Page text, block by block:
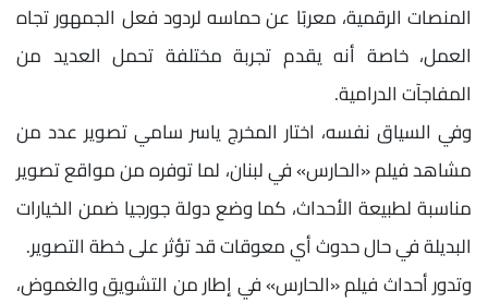
المنصات الرقمية، معربًا عن حماسه لردود فعل الجمهور تجاه
العمل، خاصة أنه يقدم تجربة مختلفة تحمل العديد من
المفاجآت الدرامية.
وفي السياق نفسه، اختار المخرج ياسر سامي تصوير عدد من
مشاهد فيلم «الحارس» في لبنان، لما توفره من مواقع تصوير
مناسبة لطبيعة الأحداث، كما وضع دولة جورجيا ضمن الخيارات
البديلة في حال حدوث أي معوقات قد تؤثر على خطة التصوير.
وتدور أحداث فيلم «الحارس» في إطار من التشويق والغموض،